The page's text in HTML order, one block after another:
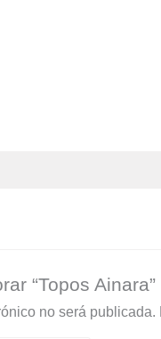
“Topos Ainara”
no será publicada.